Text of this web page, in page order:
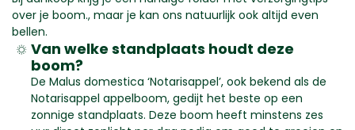
avond minimaal een emmer water, liefst ook
over de bladeren. Maar pas op, hij houdt niet
van natte voeten!
over je boom., maar je kan ons natuurlijk ook altijd even
bellen.
Van welke standplaats houdt deze
boom?
De Malus domestica ‘Notarisappel’, ook bekend als de
Notarisappel appelboom, gedijt het beste op een
zonnige standplaats. Deze boom heeft minstens zes